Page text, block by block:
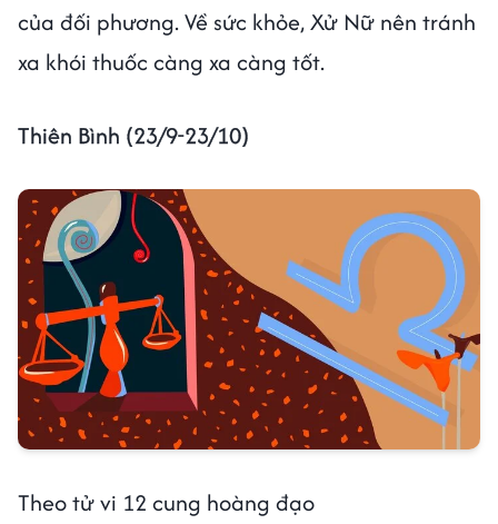
của đối phương. Về sức khỏe, Xử Nữ nên tránh
xa khói thuốc càng xa càng tốt.
Thiên Bình (23/9-23/10)
Theo tử vi 12 cung hoàng đạo